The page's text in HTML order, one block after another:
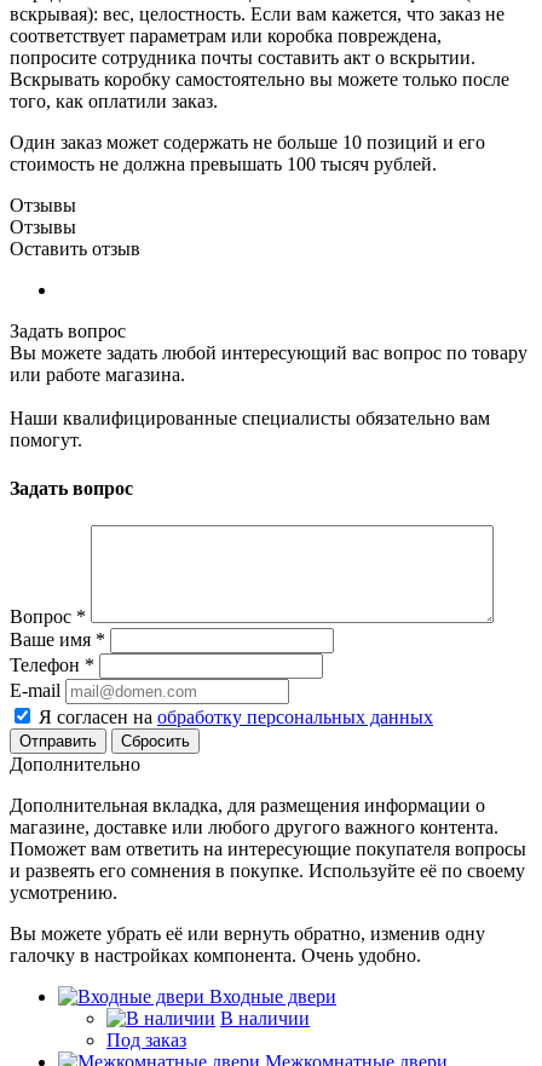
вскрывая): вес, целостность. Если вам кажется, что заказ не
соответствует параметрам или коробка повреждена,
попросите сотрудника почты составить акт о вскрытии.
Вскрывать коробку самостоятельно вы можете только после
того, как оплатили заказ.
Один заказ может содержать не больше 10 позиций и его
стоимость не должна превышать 100 тысяч рублей.
Отзывы
Отзывы
Оставить отзыв
Задать вопрос
Вы можете задать любой интересующий вас вопрос по товару
или работе магазина.
Наши квалифицированные специалисты обязательно вам
помогут.
Задать вопрос
Вопрос *
Ваше имя *
Телефон *
E-mail
Я согласен на обработку персональных данных
Сбросить
Дополнительно
Дополнительная вкладка, для размещения информации о
магазине, доставке или любого другого важного контента.
Поможет вам ответить на интересующие покупателя вопросы
и развеять его сомнения в покупке. Используйте её по своему
усмотрению.
Вы можете убрать её или вернуть обратно, изменив одну
галочку в настройках компонента. Очень удобно.
Входные двери
В наличии
Под заказ
Межкомнатные двери